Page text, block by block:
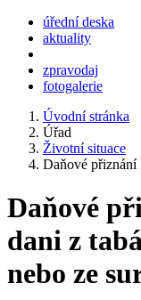
úřední deska
aktuality
zpravodaj
fotogalerie
Úvodní stránka
Úřad
Životní situace
Daňové přiznání
Daňové
dani z
nebo ze